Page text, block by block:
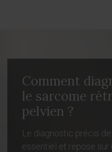
Comment
le sarcome
pelvien ?
Le diagnostic précis
essentiel et repose sur